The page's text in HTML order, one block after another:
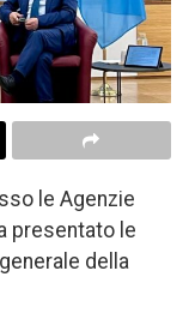
le Agenzie
presentato le
della